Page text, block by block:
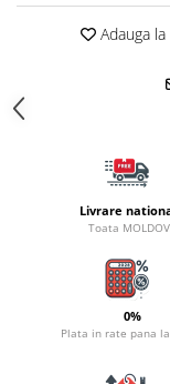
Wafters
Seminte si mix de
Aditivi, arome, dipuri
Pescuit la copca
Bagajerie pescuit
Adauga la
Livrare
Toata
0%
Plata in rate pana